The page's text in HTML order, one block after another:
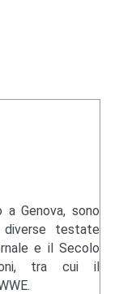
a Genova, sono
testate
e il Secolo
tra cui il